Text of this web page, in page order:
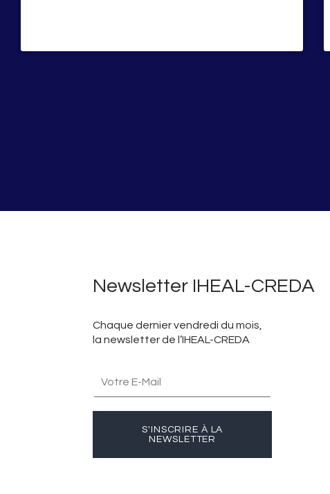
Newsletter IHEAL-CREDA
Chaque dernier vendredi du mois,
la newsletter de l’IHEAL-CREDA
S'INSCRIRE À LA
NEWSLETTER